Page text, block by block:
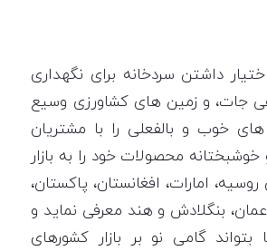
داشتن سردخانه برای نگهداری
جات، و زمین های کشاورزی وسیع
خوب و بالفعلی را با مشتریان
محصولات خود را به بازار
امارات، افغانستان، پاکستان،
بنگلادش و هند معرفی نماید و
گامی نو بر بازار کشورهای